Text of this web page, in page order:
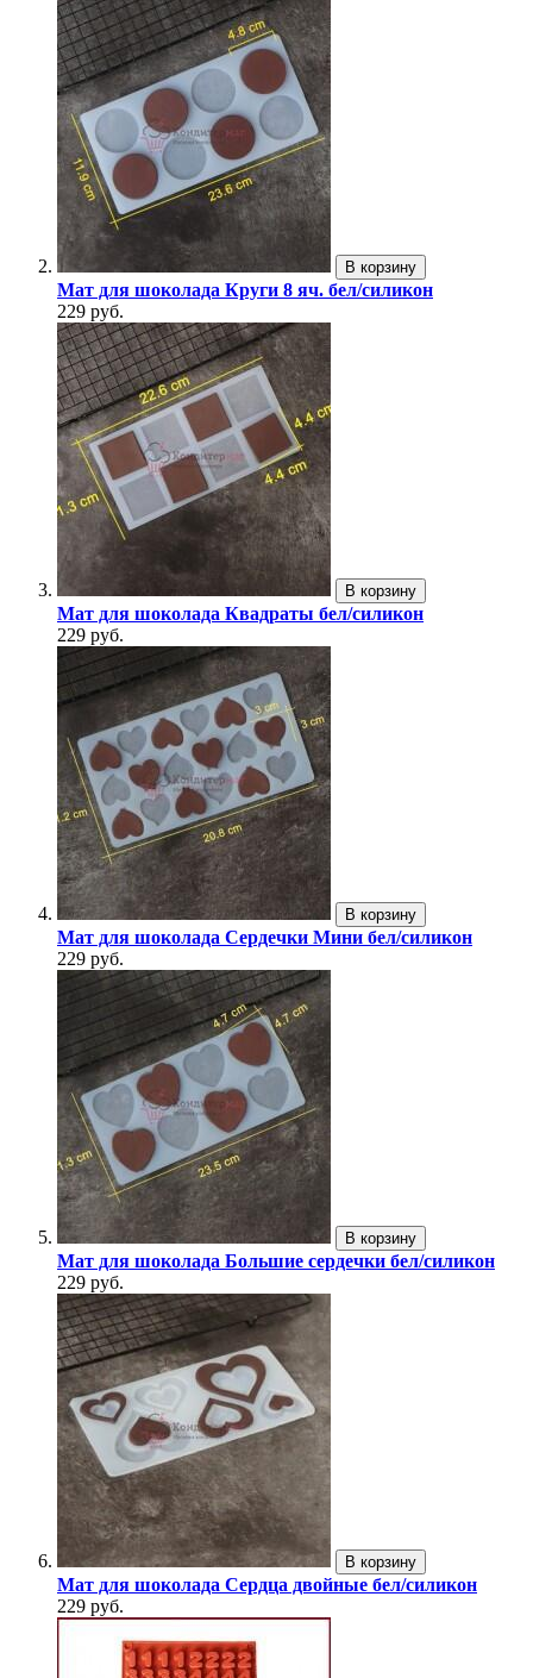
В корзину
Мат для шоколада Круги 8 яч. бел/силикон
229 руб.
В корзину
Мат для шоколада Квадраты бел/силикон
229 руб.
В корзину
Мат для шоколада Сердечки Мини бел/силикон
229 руб.
В корзину
Мат для шоколада Большие сердечки бел/силикон
229 руб.
В корзину
Мат для шоколада Сердца двойные бел/силикон
229 руб.